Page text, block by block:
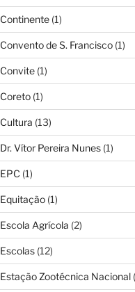
Continente(1)
Convento de S. Francisco(1)
Convite(1)
Coreto(1)
Cultura (13)
Dr. Vítor Pereira Nunes(1)
EPC (1)
Equitação(1)
Escola Agrícola (2)
Escolas(12)
Estação Zootécnica Nacional